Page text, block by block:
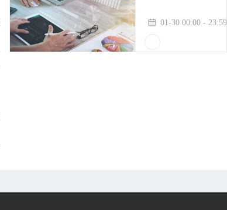
01-30 00:00 - 23:59